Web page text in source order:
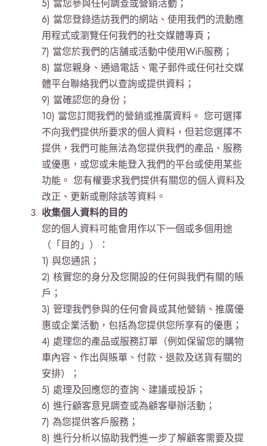
5) 當您參與任何調查或營銷活動；
6) 當您登錄造訪我們的網站、使用我們的流動應
用程式或瀏覽任何我們的社交媒體專頁；
7) 當您於我們的店舗或活動中使用WiFi服務；
8) 當您親身、通過電話、電子郵件或任何社交媒
體平台聯絡我們以查詢或提供資料；
9) 當確認您的身份；
10) 當您訂閱我們的營銷或推廣資料。 您可選擇
不向我們提供所要求的個人資料，但若您選擇不
提供，我們可能無法為您提供我們的產品、服務
或優惠，或您或未能登入我們的平台或使用某些
功能。 您有權要求我們提供有關您的個人資料及
改正、更新或刪除該等資料。
收集個人資料的目的
您的個人資料可能會用作以下一個或多個用途
（「目的」）：
1) 與您通訊；
2) 核實您的身分及您開設的任何與我們有關的賬
戶；
3) 管理我們參與的任何會員或其他營銷、推廣優
惠或企業活動，包括為您提供您所享有的優惠；
4) 處理您的產品或服務訂單（例如保留您的購物
車內容、作出與賬單、付款、退款及送貨有關的
安排）；
5) 處理及回應您的查詢、建議或投訴；
6) 進行顧客意見調查或為顧客舉辦活動；
7) 為您提供客戶服務；
8) 進行分析以協助我們進一步了解顧客需要及提